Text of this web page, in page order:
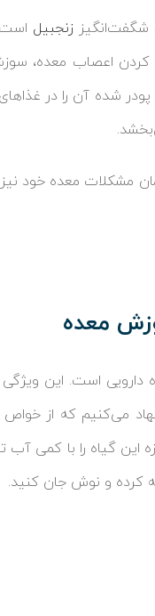
شگفت‌انگیز زنجبیل
اعصاب معده،
آن را در غذاهای
مشکلات معده خود
معده
دارویی است. این
می‌کنیم که از
گیاه را با کمی آب
کرده و نوش جان کنید.